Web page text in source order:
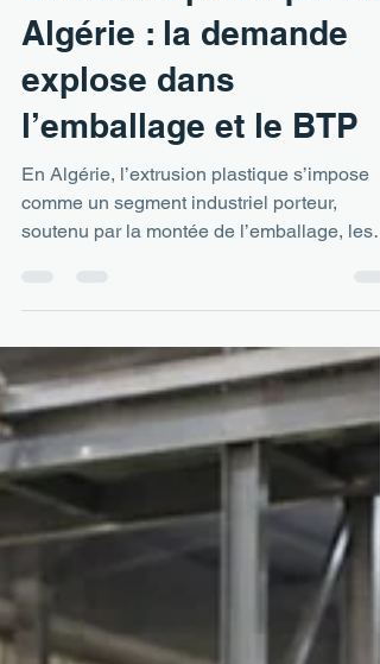
Extrusion plastique en
Algérie : la demande
explose dans
l’emballage et le BTP
En Algérie, l’extrusion plastique s’impose
besoins du BTP et la substitution
aux importations. Entre résines,
et usines clé en main, la fenêtre
d’investissement reste ouverte.